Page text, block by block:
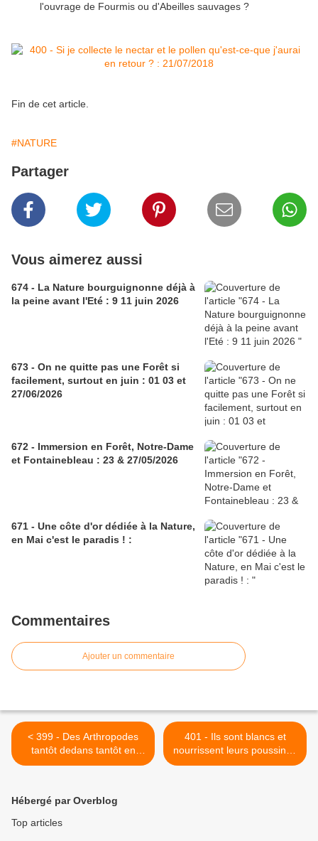
l'ouvrage de Fourmis ou d'Abeilles sauvages ?
Fin de cet article.
#NATURE
Partager
Vous aimerez aussi
674 - La Nature bourguignonne déjà à
la peine avant l'Eté : 9 11 juin 2026
673 - On ne quitte pas une Forêt si
facilement, surtout en juin : 01 03 et
27/06/2026
672 - Immersion en Forêt, Notre-Dame
et Fontainebleau : 23 & 27/05/2026
671 - Une côte d'or dédiée à la Nature,
en Mai c'est le paradis ! :
Commentaires
Ajouter un commentaire
< 399 - Des Arthropodes
tantôt dedans tantôt en
dehors du parc : juin juillet
401 - Ils sont blancs et
nourrissent leurs poussins !
Une belle réussite à la
Hébergé par Overblog
Top articles